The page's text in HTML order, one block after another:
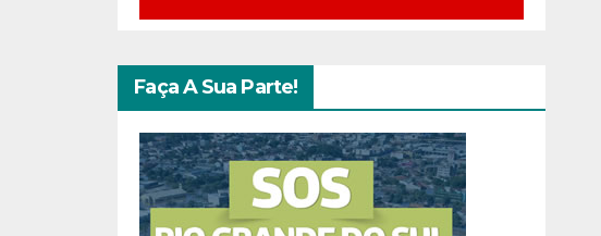
Faça A Sua Parte!